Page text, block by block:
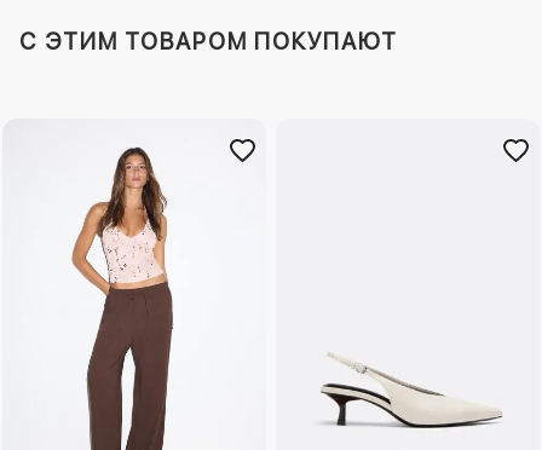
C ЭТИМ ТОВАРОМ ПОКУПАЮТ